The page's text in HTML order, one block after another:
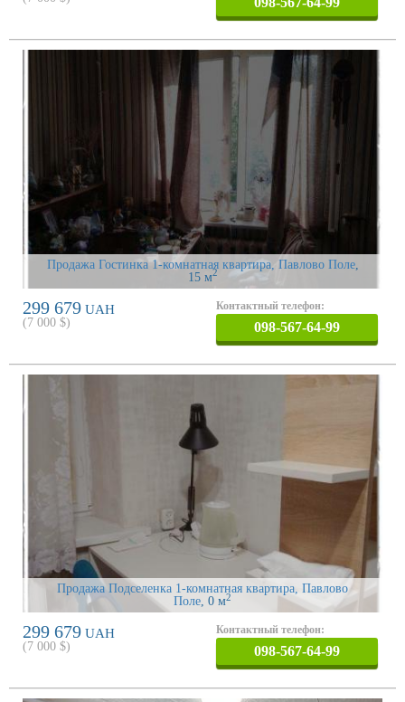
Продажа Гостинка 1-комнатная квартира, Павлово Поле,
15 м2
299 679 UAH
(7 000 $)
Контактный телефон:
098-567-64-99
Продажа Подселенка 1-комнатная квартира, Павлово
Поле, 0 м2
299 679 UAH
(7 000 $)
Контактный телефон:
098-567-64-99